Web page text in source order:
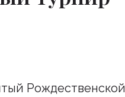
Рождественской